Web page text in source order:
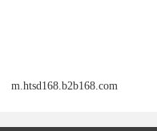
m.htsd168.b2b168.com